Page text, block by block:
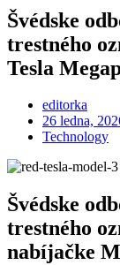
Švédske
trestného
Tesla
editorka
Posted
on
26 ledna,
Technology
Švédske
trestného
nabíjačke